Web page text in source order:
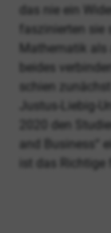
das nie ein
faszinierten
Mathematik
beides
schien
Justus-Liebig-
2020 den
and Business“
ist das Richtige